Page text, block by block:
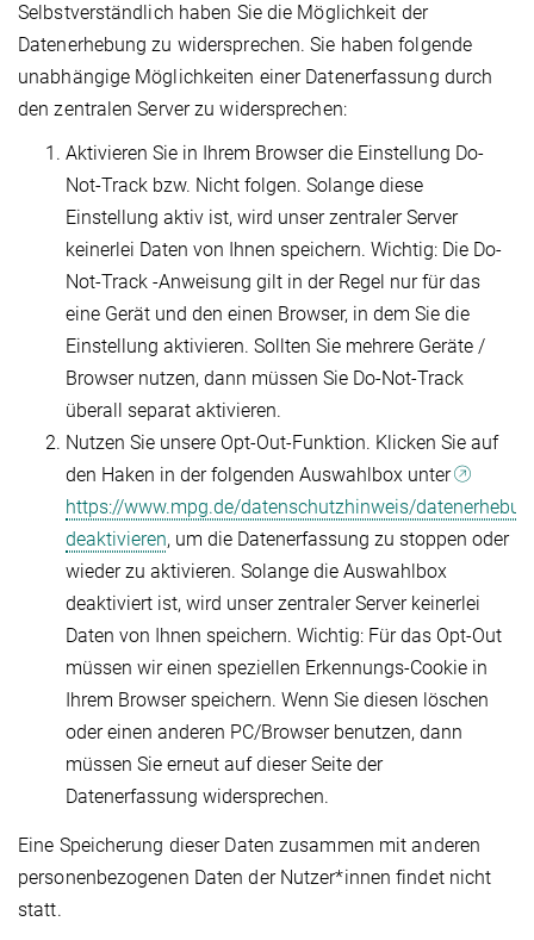
Selbstverständlich haben Sie die Möglichkeit der
Datenerhebung zu widersprechen. Sie haben folgende
unabhängige Möglichkeiten einer Datenerfassung durch
den zentralen Server zu widersprechen:
Aktivieren Sie in Ihrem Browser die Einstellung Do-
Not-Track bzw. Nicht folgen. Solange diese
Einstellung aktiv ist, wird unser zentraler Server
keinerlei Daten von Ihnen speichern. Wichtig: Die Do-
Not-Track -Anweisung gilt in der Regel nur für das
eine Gerät und den einen Browser, in dem Sie die
Einstellung aktivieren. Sollten Sie mehrere Geräte /
Browser nutzen, dann müssen Sie Do-Not-Track
überall separat aktivieren.
Nutzen Sie unsere Opt-Out-Funktion. Klicken Sie auf
den Haken in der folgenden Auswahlbox unter
https://www.mpg.de/datenschutzhinweis/
deaktivieren, um die Datenerfassung zu stoppen oder
wieder zu aktivieren. Solange die Auswahlbox
deaktiviert ist, wird unser zentraler Server keinerlei
Daten von Ihnen speichern. Wichtig: Für das Opt-Out
müssen wir einen speziellen Erkennungs-Cookie in
Ihrem Browser speichern. Wenn Sie diesen löschen
oder einen anderen PC/Browser benutzen, dann
müssen Sie erneut auf dieser Seite der
Datenerfassung widersprechen.
Eine Speicherung dieser Daten zusammen mit anderen
personenbezogenen Daten der Nutzer*innen findet nicht
statt.